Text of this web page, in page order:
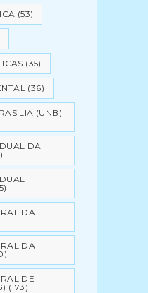
(53)
(35)
(36)
(UNB)
DA
DA
DA
DE
(173)